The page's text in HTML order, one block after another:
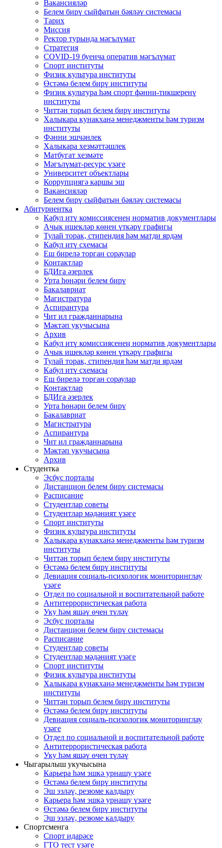
Вакансияләр
Белем бирү сыйфатын бәяләү системасы
Тарих
Миссия
Ректор турында мәгълүмат
Стратегия
COVID-19 буенча оператив мәгълүмат
Спорт институты
Физик культура институты
Өстәмә белем бирү институты
Физик культура һәм спорт фәнни-тикшеренү
институты
Читтән торып белем бирү институты
Халыкара кунакханә менеджменты һәм туризм
институты
Фәнни эшчәнлек
Халыкара хезмәттәшлек
Матбугат хезмәте
Мәгълүмат-ресурс үзәге
Университет объектлары
Коррупциягә каршы эш
Вакансияләр
Белем бирү сыйфатын бәяләү системасы
Абитуриентка
Кабул итү комиссиясенең норматив документлары
Ачык ишекләр көнен үткәрү графигы
Тулай торак, стипендия һәм матди ярдәм
Кабул итү схемасы
Еш бирелә торган сораулар
Контактлар
БДИга әзерлек
Урта һөнәри белем бирү
Бакалавриат
Магистратура
Аспирантура
Чит ил гражданнарына
Мәктәп укучысына
Архив
Кабул итү комиссиясенең норматив документлары
Ачык ишекләр көнен үткәрү графигы
Тулай торак, стипендия һәм матди ярдәм
Кабул итү схемасы
Еш бирелә торган сораулар
Контактлар
БДИга әзерлек
Урта һөнәри белем бирү
Бакалавриат
Магистратура
Аспирантура
Чит ил гражданнарына
Мәктәп укучысына
Архив
Студентка
Эсбус порталы
Дистанцион белем бирү системасы
Расписание
Студентлар советы
Студентлар мәдәният үзәге
Спорт институты
Физик культура институты
Халыкара кунакханә менеджменты һәм туризм
институты
Читтән торып белем бирү институты
Өстәмә белем бирү институты
Девиация социаль-психологик мониторинглау
үзәге
Отдел по социальной и воспитательной работе
Антитеррористическая работа
Уку һәм яшәү өчен түләү
Эсбус порталы
Дистанцион белем бирү системасы
Расписание
Студентлар советы
Студентлар мәдәният үзәге
Спорт институты
Физик культура институты
Халыкара кунакханә менеджменты һәм туризм
институты
Читтән торып белем бирү институты
Өстәмә белем бирү институты
Девиация социаль-психологик мониторинглау
үзәге
Отдел по социальной и воспитательной работе
Антитеррористическая работа
Уку һәм яшәү өчен түләү
Чыгарылыш укучысына
Карьера һәм эшкә урнашу үзәге
Өстәмә белем бирү институты
Эш эзләү, резюме калдыру
Карьера һәм эшкә урнашу үзәге
Өстәмә белем бирү институты
Эш эзләү, резюме калдыру
Спортсменга
Спорт идарәсе
ГТО тест үзәге